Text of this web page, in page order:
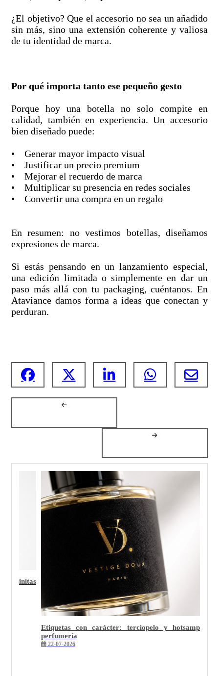
¿El objetivo? Que el accesorio no sea un añadido
sin más, sino una extensión coherente y valiosa
de tu identidad de marca.
Por qué importa tanto ese pequeño gesto
Porque hoy una botella no solo compite en
calidad, también en experiencia. Un accesorio
bien diseñado puede:
• Generar mayor impacto visual
• Justificar un precio premium
• Mejorar el recuerdo de marca
• Multiplicar su presencia en redes sociales
• Convertir una compra en un regalo
En resumen: no vestimos botellas, diseñamos
expresiones de marca.
Si estás pensando en un lanzamiento especial,
una edición limitada o simplemente en dar un
paso más allá con tu packaging, cuéntanos. En
Ataviance damos forma a ideas que conectan y
perduran.
Por qué el packaging minimalista premium es el